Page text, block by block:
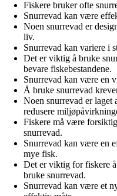
Fiskere bruker ofte
Snurrevad kan være
Noen snurrevad er
liv.
Snurrevad kan variere i
Det er viktig å bruke
bevare fiskebestandene.
Snurrevad kan være en
Å bruke snurrevad
Noen snurrevad er
redusere
Fiskere må være
snurrevad.
Snurrevad kan være en
mye fisk.
Det er viktig for fiskere
bruke snurrevad.
Snurrevad kan være et